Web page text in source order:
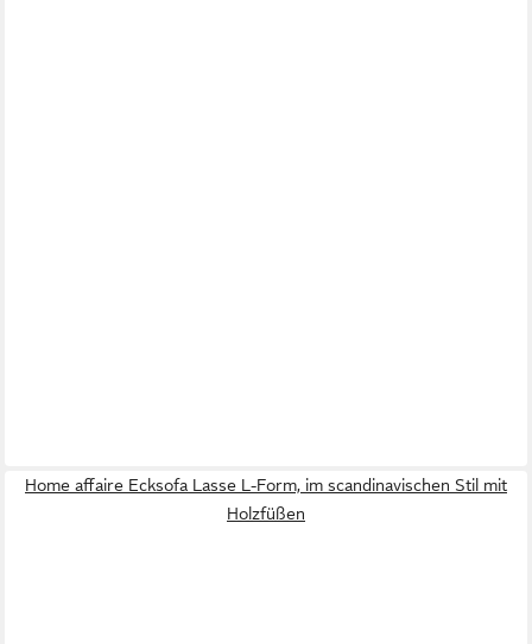
Home affaire Ecksofa Lasse L-Form, im scandinavischen Stil mit
Holzfüßen